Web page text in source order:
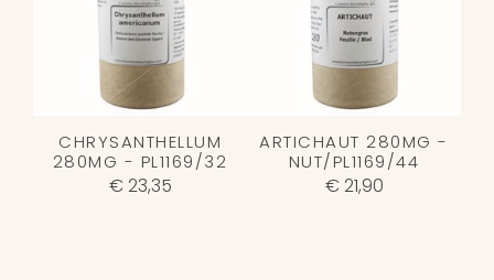
CHRYSANTHELLUM
280MG - PL1169/32
€ 23,35
ARTICHAUT 280MG -
NUT/PL1169/44
€ 21,90